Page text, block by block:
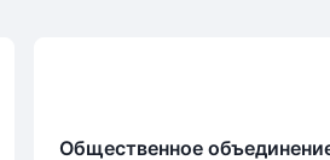
Общественное